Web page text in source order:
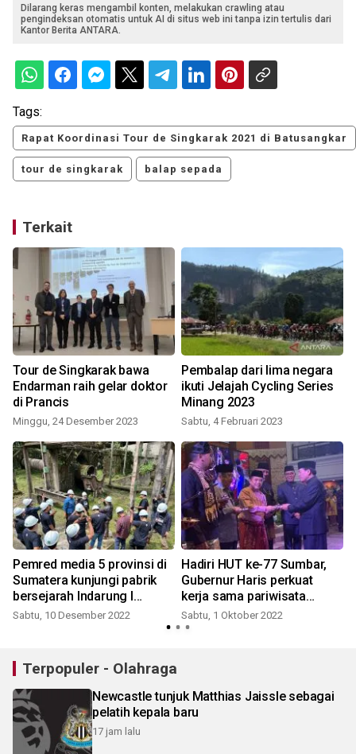
Dilarang keras mengambil konten, melakukan crawling atau
pengindeksan otomatis untuk AI di situs web ini tanpa izin tertulis dari
Kantor Berita ANTARA.
Tags:
Rapat Koordinasi Tour de Singkarak 2021 di Batusangkar
tour de singkarak balap sepada
Terkait
Tour de Singkarak bawa
Endarman raih gelar doktor
di Prancis
Minggu, 24 Desember 2023
Pembalap dari lima negara
ikuti Jelajah Cycling Series
Minang 2023
Sabtu, 4 Februari 2023
Pemred media 5 provinsi di
Sumatera kunjungi pabrik
bersejarah Indarung I
Semen Padang
Sabtu, 10 Desember 2022
Hadiri HUT ke-77 Sumbar,
Gubernur Haris perkuat
kerja sama pariwisata
Jambi-Sumbar
Sabtu, 1 Oktober 2022
Terpopuler - Olahraga
Newcastle tunjuk Matthias Jaissle sebagai
pelatih kepala baru
17 jam lalu